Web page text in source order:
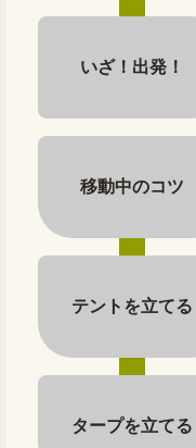
いざ！出発！
移動中のコツ
テントを立てる
タープを立てる